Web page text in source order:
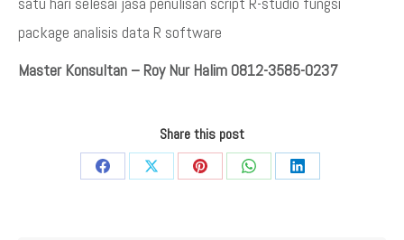
package analisis data R software
Master Konsultan – Roy Nur Halim 0812-3585-0237
Share this post
Share
Share
Share
Share
Share